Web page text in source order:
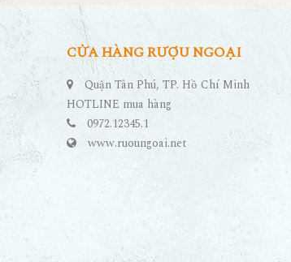
CỬA HÀNG RƯỢU NGOẠI
Quận Tân Phú, TP. Hồ Chí Minh
HOTLINE mua hàng
0972.12345.1
www.ruoungoai.net